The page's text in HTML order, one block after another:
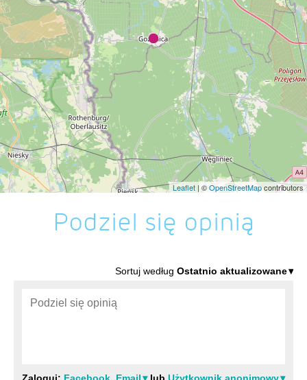
Leaflet | ©OpenStreetMapcontributors
Podziel się opinią